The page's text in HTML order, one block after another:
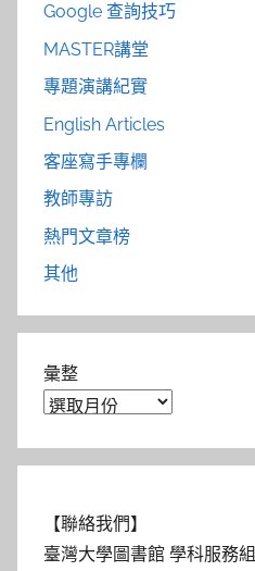
Google 查詢技巧
MASTER講堂
專題演講紀實
English Articles
客座寫手專欄
教師專訪
熱門文章榜
其他
彙整
【聯絡我們】
臺灣大學圖書館 學科服務組